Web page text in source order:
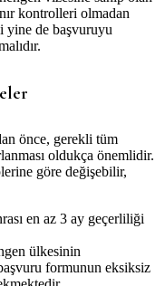
kontrolleri olmadan
yine de başvuruyu
önce, gerekli tüm
oldukça önemlidir.
göre değişebilir,
en az 3 ay geçerliliği
ülkesinin
formunun eksiksiz